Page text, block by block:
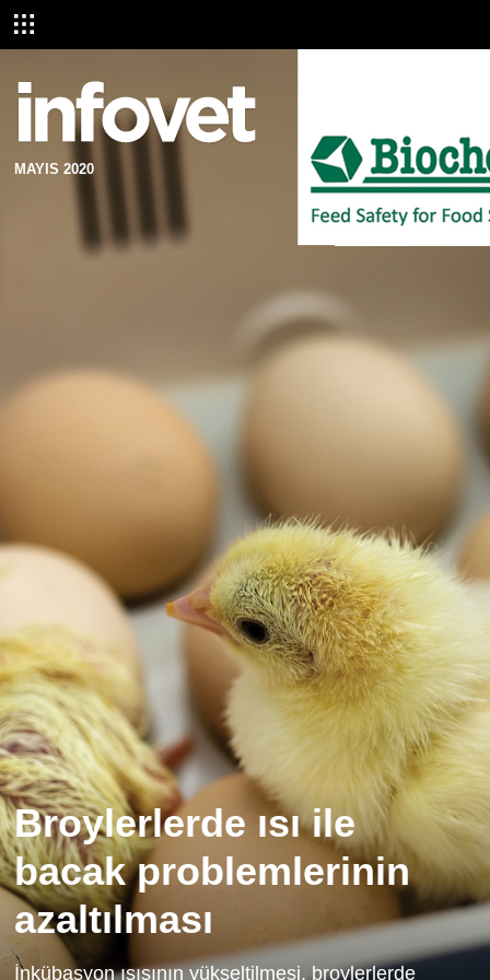
MAYIS 2020
Broylerlerde ısı ile
bacak problemlerinin
azaltılması
İnkübasyon ısısının yükseltilmesi, broylerlerde